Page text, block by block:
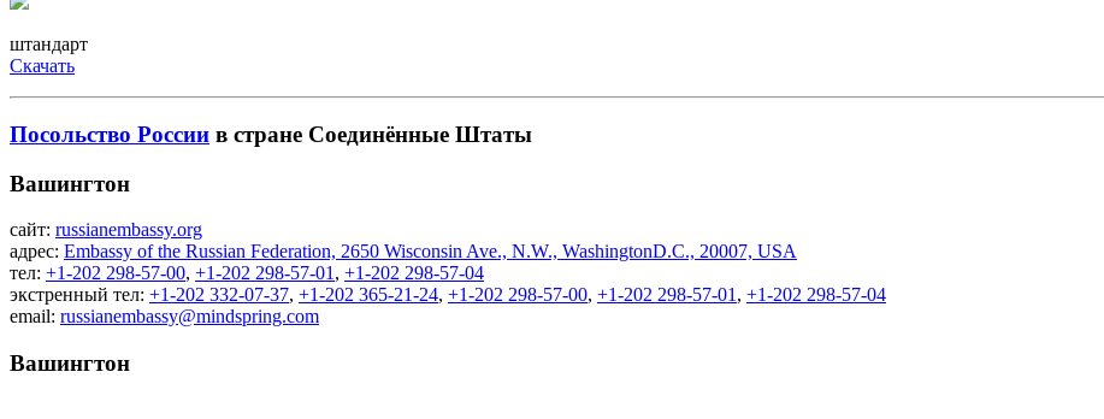
штандарт
Скачать
Посольство России в стране Соединённые Штаты
Вашингтон
сайт: russianembassy.org
адрес: Embassy of the Russian Federation, 2650 Wisconsin Ave., N.W., WashingtonD.C., 20007, USA
тел: +1-202 298-57-00, +1-202 298-57-01 , +1-202 298-57-04
экстренный тел: +1-202 332-07-37, +1-202 365-21-24, +1-202 298-57-00, +1-202 298-57-01 , +1-202 298-57-04
email: russianembassy@mindspring.com
Вашингтон